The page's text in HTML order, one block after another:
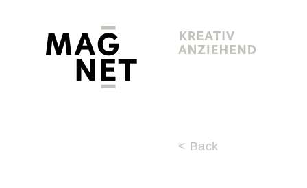
< Back